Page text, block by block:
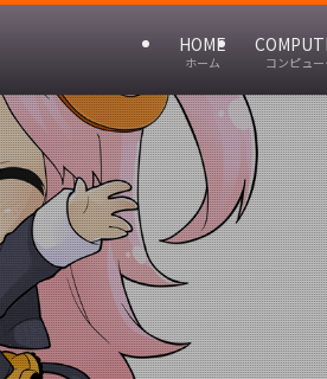
HOME
ホーム コンピュー